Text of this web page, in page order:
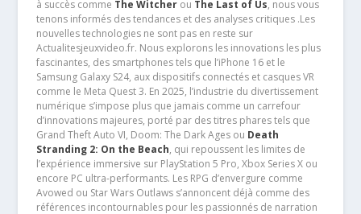
à succès comme The Witcherou The Last of Us, nous vous
tenons informés des tendances et des analyses critiques .Les
nouvelles technologies ne sont pas en reste sur
Actualitesjeuxvideo.fr. Nous explorons les innovations les plus
fascinantes, des smartphones tels que l’iPhone 16 et le
Samsung Galaxy S24, aux dispositifs connectés et casques VR
comme le Meta Quest 3. En 2025, l’industrie du divertissement
numérique s’impose plus que jamais comme un carrefour
d’innovations majeures, porté par des titres phares tels que
Grand Theft Auto VI, Doom: The Dark Ages ou Death
Stranding 2: On the Beach, qui repoussent les limites de
l’expérience immersive sur PlayStation 5 Pro, Xbox Series X ou
encore PC ultra-performants. Les RPG d’envergure comme
Avowed ou Star Wars Outlaws s’annoncent déjà comme des
références incontournables pour les passionnés de narration